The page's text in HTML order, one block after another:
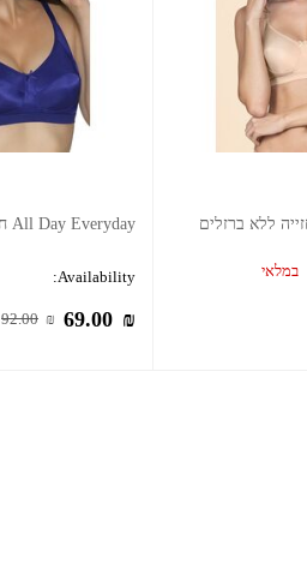
במלאי
All Day Everyday חזייה ללא ברזלים
Availability:
92.00 ₪ 69.00 ₪